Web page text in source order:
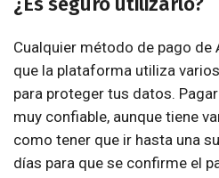
Cualquier método de pago de
que la plataforma utiliza
para proteger tus datos.
muy confiable, aunque tiene
como tener que ir hasta una
días para que se confirme el